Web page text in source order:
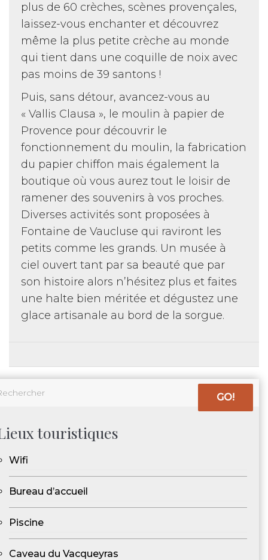
plus de 60 crèches, scènes provençales,
laissez-vous enchanter et découvrez
même la plus petite crèche au monde
qui tient dans une coquille de noix avec
pas moins de 39 santons !
Puis, sans détour, avancez-vous au
« Vallis Clausa », le moulin à papier de
Provence pour découvrir le
fonctionnement du moulin, la fabrication
du papier chiffon mais également la
boutique où vous aurez tout le loisir de
ramener des souvenirs à vos proches.
Diverses activités sont proposées à
Fontaine de Vaucluse qui raviront les
petits comme les grands. Un musée à
ciel ouvert tant par sa beauté que par
son histoire alors n’hésitez plus et faites
une halte bien méritée et dégustez une
glace artisanale au bord de la sorgue.
GO!
touristiques
Wifi
Bureau d’accueil
Piscine
Caveau du Vacqueyras